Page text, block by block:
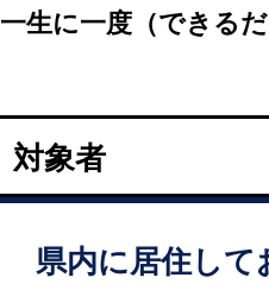
一生に一度（できる
対象者
県内に居住して